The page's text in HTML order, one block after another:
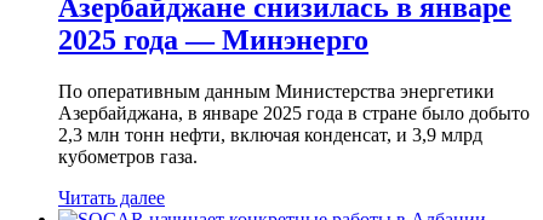
Азербайджане снизилась в январе
2025 года — Минэнерго
По оперативным данным Министерства энергетики
Азербайджана, в январе 2025 года в стране было добыто
2,3 млн тонн нефти, включая конденсат, и 3,9 млрд
кубометров газа.
Читать далее